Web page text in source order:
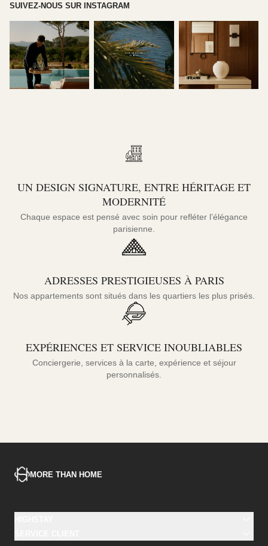
SUIVEZ-NOUS SUR INSTAGRAM
UN DESIGN SIGNATURE, ENTRE HÉRITAGE ET
MODERNITÉ
Chaque espace est pensé avec soin pour refléter l’élégance
parisienne.
ADRESSES PRESTIGIEUSES À PARIS
Nos appartements sont situés dans les quartiers les plus prisés.
EXPÉRIENCES ET SERVICE INOUBLIABLES
Conciergerie, services à la carte, expérience et séjour
personnalisés.
MORE THAN HOME